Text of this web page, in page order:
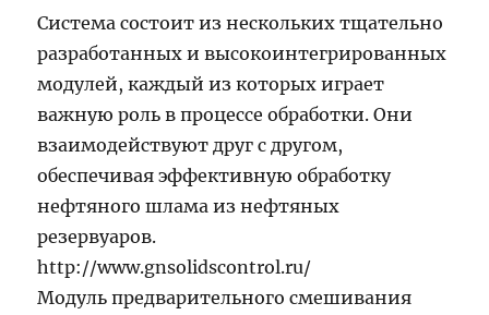
Система состоит из нескольких тщательно
разработанных и высокоинтегрированных
модулей, каждый из которых играет
важную роль в процессе обработки. Они
взаимодействуют друг с другом,
обеспечивая эффективную обработку
нефтяного шлама из нефтяных
резервуаров.
http://www.gnsolidscontrol.ru/
Модуль предварительного смешивания